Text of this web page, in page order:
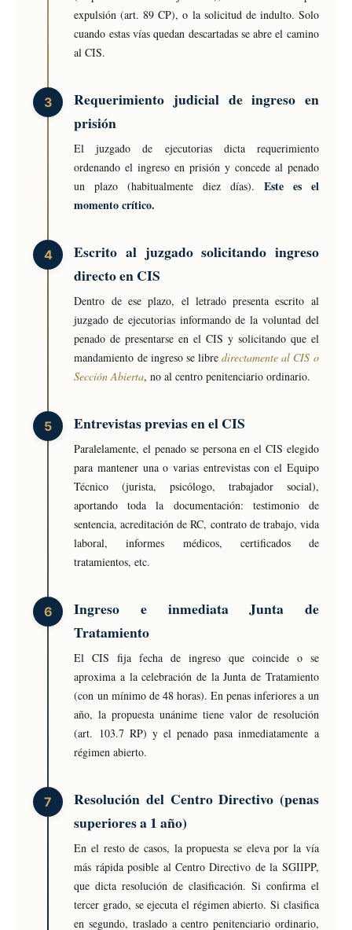
expulsión (art. 89 CP), o la solicitud de indulto. Solo
cuando estas vías quedan descartadas se abre el camino
al CIS.
Requerimiento judicial de ingreso en
prisión
El juzgado de ejecutorias dicta requerimiento
ordenando el ingreso en prisión y concede al penado
un plazo (habitualmente diez días). Este es el
momento crítico.
Escrito al juzgado solicitando ingreso
directo en CIS
Dentro de ese plazo, el letrado presenta escrito al
juzgado de ejecutorias informando de la voluntad del
penado de presentarse en el CIS y solicitando que el
mandamiento de ingreso se libredirectamente al CIS o
Sección Abierta, no al centro penitenciario ordinario.
Entrevistas previas en el CIS
Paralelamente, el penado se persona en el CIS elegido
para mantener una o varias entrevistas con el Equipo
Técnico (jurista, psicólogo, trabajador social),
aportando toda la documentación: testimonio de
sentencia, acreditación de RC, contrato de trabajo, vida
laboral, informes médicos, certificados de
tratamientos, etc.
Ingreso e inmediata Junta de
Tratamiento
El CIS fija fecha de ingreso que coincide o se
aproxima a la celebración de la Junta de Tratamiento
(con un mínimo de 48 horas). En penas inferiores a un
año, la propuesta unánime tiene valor de resolución
(art. 103.7 RP) y el penado pasa inmediatamente a
régimen abierto.
Resolución del Centro Directivo (penas
superiores a 1 año)
En el resto de casos, la propuesta se eleva por la vía
más rápida posible al Centro Directivo de la SGIIPP,
que dicta resolución de clasificación. Si confirma el
tercer grado, se ejecuta el régimen abierto. Si clasifica
en segundo, traslado a centro penitenciario ordinario,